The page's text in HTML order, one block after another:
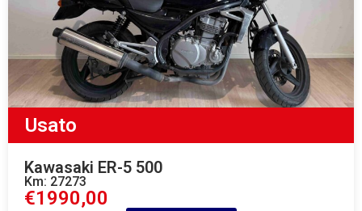
Usato
Kawasaki ER-5 500
Km: 27273
€1990,00